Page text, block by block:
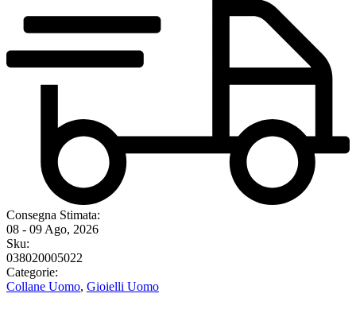
Consegna Stimata:
08 - 09 Ago, 2026
Sku:
038020005022
Categorie:
Collane Uomo, Gioielli Uomo